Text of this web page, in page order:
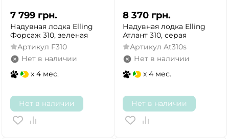
7 799 грн.
Надувная лодка Elling
Форсаж 310, зеленая
Артикул F310
Нет в наличии
x 4 мес.
Нет в наличии
8 370 грн.
Надувная лодка Elling
Атлант 310, серая
Артикул At310s
Нет в наличии
x 4 мес.
Нет в наличии